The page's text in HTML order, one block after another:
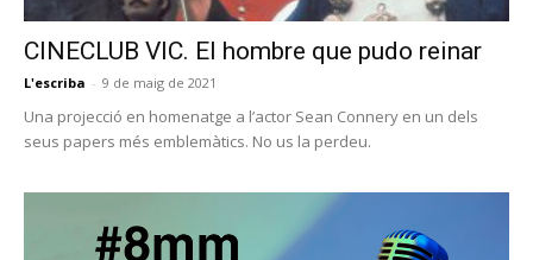
CINECLUB VIC. El hombre que pudo reinar
L'escriba - 9 de maig de 2021
Una projecció en homenatge a l’actor Sean Connery en un dels
seus papers més emblemàtics. No us la perdeu.